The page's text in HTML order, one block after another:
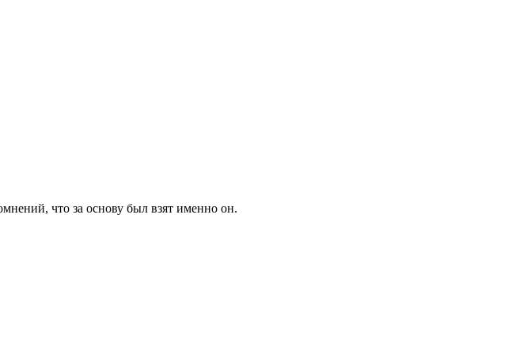
что за основу был взят именно он.